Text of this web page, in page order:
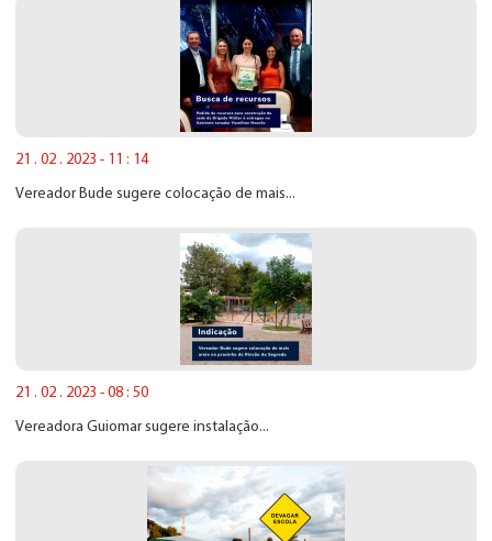
21 . 02 . 2023 - 11 : 14
Vereador Bude sugere colocação de mais...
21 . 02 . 2023 - 08 : 50
Vereadora Guiomar sugere instalação...